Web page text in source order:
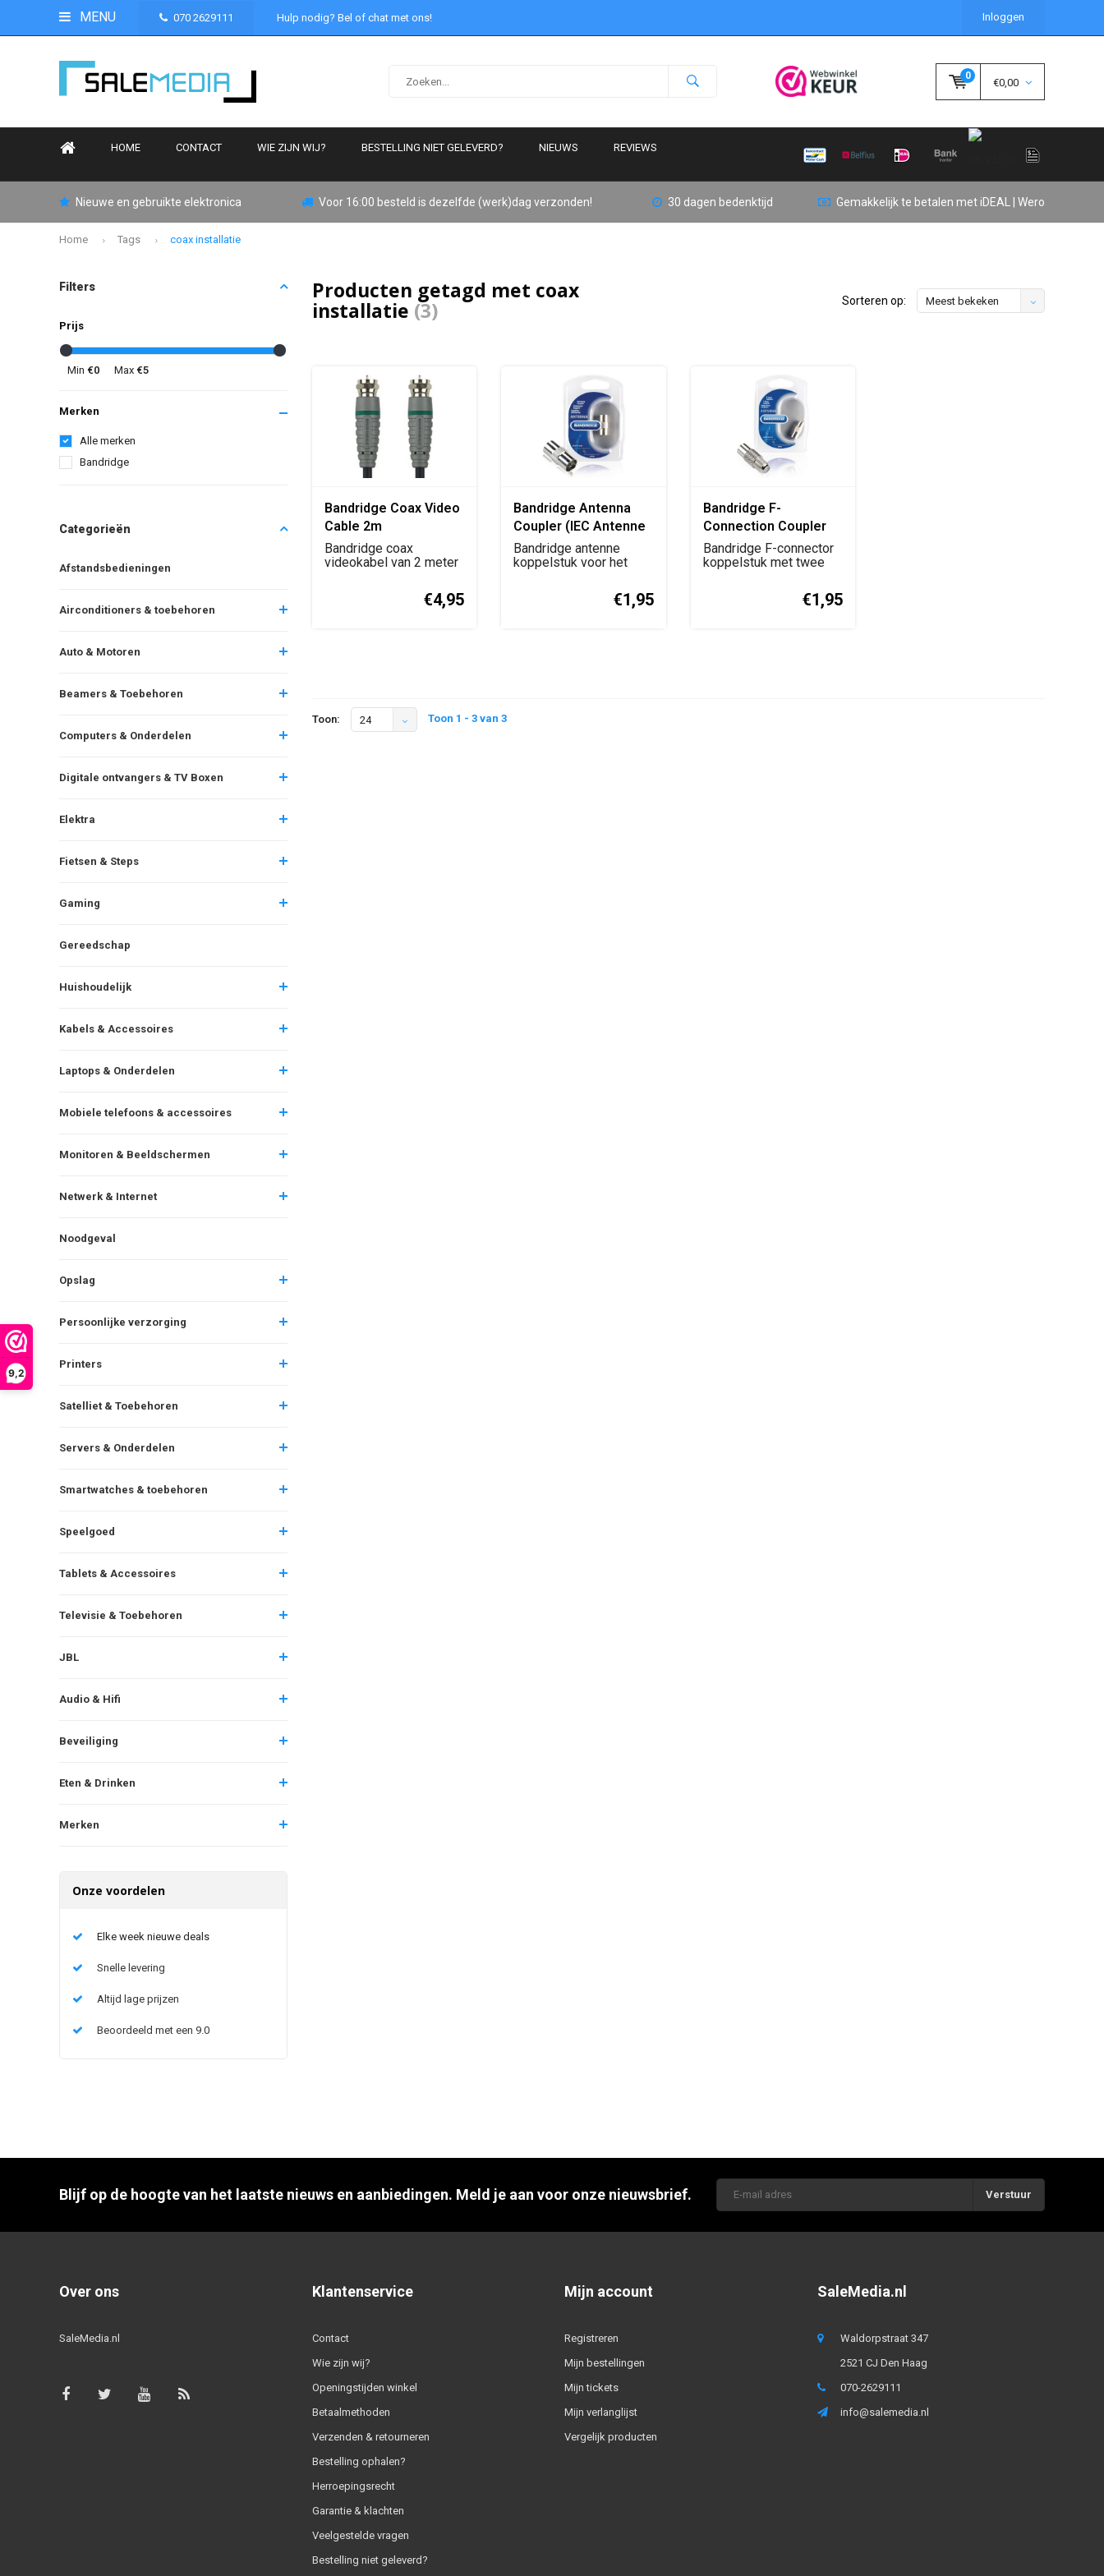
9,2
MENU 070 2629111 Hulp nodig? Bel of chat met ons! Inloggen
0
€0,00
HOME CONTACT WIE ZIJN WIJ? BESTELLING NIET GELEVERD? NIEUWS REVIEWS
Nieuwe en gebruikte elektronica Voor 16:00 besteld is dezelfde (werk)dag verzonden! 30 dagen bedenktijd Gemakkelijk te betalen met iDEAL | Wero
Home Tags coax installatie
Filters
Prijs
Min €0 Max €5
Merken
Alle merken
Bandridge
Categorieën
Afstandsbedieningen
Airconditioners & toebehoren
Auto & Motoren
Beamers & Toebehoren
Computers & Onderdelen
Digitale ontvangers & TV Boxen
Elektra
Fietsen & Steps
Gaming
Gereedschap
Huishoudelijk
Kabels & Accessoires
Laptops & Onderdelen
Mobiele telefoons & accessoires
Monitoren & Beeldschermen
Netwerk & Internet
Noodgeval
Opslag
Persoonlijke verzorging
Printers
Satelliet & Toebehoren
Servers & Onderdelen
Smartwatches & toebehoren
Speelgoed
Tablets & Accessoires
Televisie & Toebehoren
JBL
Audio & Hifi
Beveiliging
Eten & Drinken
Merken
Onze voordelen
Elke week nieuwe deals
Snelle levering
Altijd lage prijzen
Beoordeeld met een 9.0
Producten getagd met coax
installatie (3) Sorteren op: Meest bekeken
Bandridge Coax Video
Cable 2m
Bandridge coax
videokabel van 2 meter
€4,95
Bandridge Antenna
Coupler (IEC Antenne
Koppelstuk)
Bandridge antenne
koppelstuk voor het
€1,95
Bandridge F-
Connection Coupler
(F-Connector
Koppelstuk
Bandridge F-connector
koppelstuk met twee
€1,95
Toon: 24 Toon 1 - 3 van 3
Blijf op de hoogte van het laatste nieuws en aanbiedingen. Meld je aan voor onze nieuwsbrief. Verstuur
Over ons
SaleMedia.nl
Klantenservice
Contact
Wie zijn wij?
Openingstijden winkel
Betaalmethoden
Verzenden & retourneren
Bestelling ophalen?
Herroepingsrecht
Garantie & klachten
Veelgestelde vragen
Bestelling niet geleverd?
Mijn account
Registreren
Mijn bestellingen
Mijn tickets
Mijn verlanglijst
Vergelijk producten
SaleMedia.nl
Waldorpstraat 347
2521 CJ Den Haag
070-2629111
info@salemedia.nl